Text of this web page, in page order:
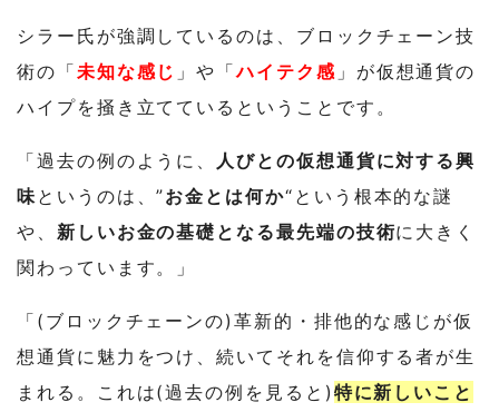
シラー氏が強調しているのは、ブロックチェーン技
術の「未知な感じ 」や「ハイテク感 」が仮想通貨の
ハイプを掻き立てているということです。
「過去の例のように、
人びとの仮想通貨に対する興
味 というのは、”お金とは何か“という根本的な謎
や、 新しいお金の基礎となる最先端の技術に大きく
関わっています。」
「(ブロックチェーンの)革新的・排他的な感じが仮
想通貨に魅力をつけ、続いてそれを信仰する者が生
まれる。これは(過去の例を見ると) 特に新しいこと